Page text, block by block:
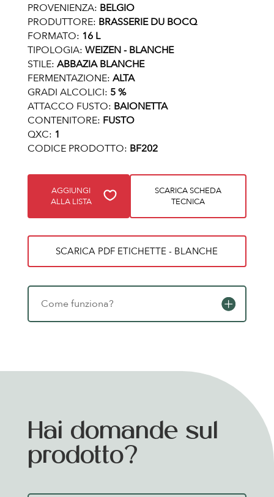
PROVENIENZA: BELGIO
PRODUTTORE: BRASSERIE DU BOCQ
FORMATO: 16 L
TIPOLOGIA: WEIZEN - BLANCHE
STILE: ABBAZIA BLANCHE
FERMENTAZIONE: ALTA
GRADI ALCOLICI: 5 %
ATTACCO FUSTO: BAIONETTA
CONTENITORE: FUSTO
QXC: 1
CODICE PRODOTTO: BF202
AGGIUNGI
ALLA LISTA
SCARICA SCHEDA
TECNICA
SCARICA PDF ETICHETTE - BLANCHE
Come funziona?
Hai domande sul
prodotto?